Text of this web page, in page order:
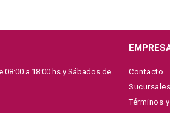
08:00 a 18:00 hs y Sábados de
Contacto
Sucursales
Términos